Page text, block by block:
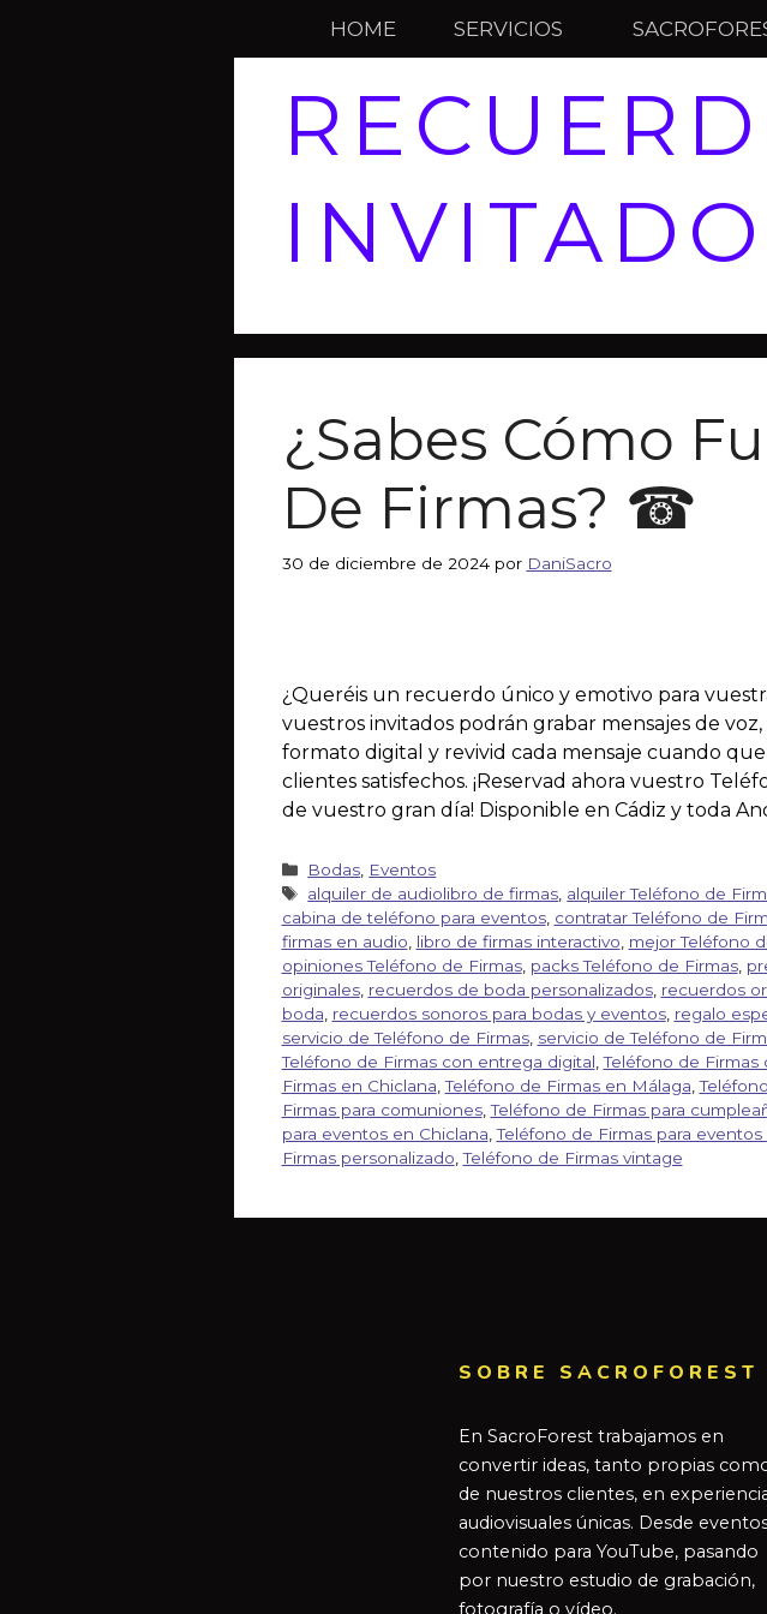
HOME SERVICIOS
¿Sabes Cómo
De Firmas? ☎
30 de diciembre de 2024 por DaniSacro
¿Queréis un recuerdo único y emotivo para
vuestros invitados podrán grabar mensajes de
formato digital y revivid cada mensaje cuando
clientes satisfechos. ¡Reservad ahora vuestro
de vuestro gran día! Disponible en Cádiz y toda
Bodas Eventos
alquiler de audiolibro de firmas alquiler Teléfono de
cabina de teléfono para eventos, contratar Teléfono de
firmas en audio libro de firmas interactivo mejor Teléfono
opiniones Teléfono de Firmas, packs Teléfono de Firmas,
originales, recuerdos de boda personalizados, recuerdos
boda recuerdos sonoros para bodas y eventos, regalo
servicio de Teléfono de Firmas, servicio de Teléfono de
Teléfono de Firmas con entrega digital ,Teléfono de
Firmas en Chiclana ,Teléfono de Firmas en Málaga ,
Firmas para comuniones,Teléfono de Firmas para
para eventos en Chiclana ,Teléfono de Firmas para
Firmas personalizado ,Teléfono de Firmas vintage
SOBRE SACROFOREST
En SacroForest trabajamos en
convertir ideas, tanto propias
de nuestros clientes, en
audiovisuales únicas. Desde
contenido para YouTube, pasando
por nuestro estudio de grabación,
fotografía o vídeo.